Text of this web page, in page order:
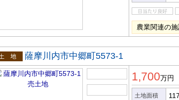
農業関連の
地
薩摩川内市中郷町5573-1
1,700万円
土地面積